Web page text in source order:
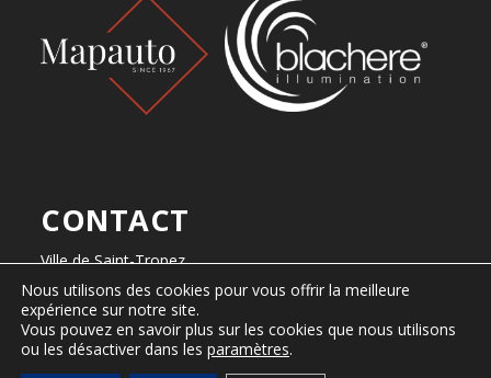
CONTACT
Ville de Saint-Tropez
2, Place de l’Hôtel de Ville
B.P. 161 – 83 992 Saint-Tropez cedex
Tel : 04 94 55 90 00
Nous utilisons des cookies pour vous offrir la meilleure
expérience sur notre site.
Vous pouvez en savoir plus sur les cookies que nous utilisons
ou les désactiver dans les paramètres.